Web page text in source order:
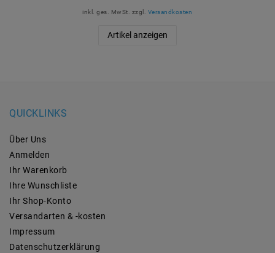
inkl. ges. MwSt. zzgl. Versandkosten
Artikel anzeigen
QUICKLINKS
Über Uns
Anmelden
Ihr Warenkorb
Ihre Wunschliste
Ihr Shop-Konto
Versandarten & -kosten
Impressum
Daten­schutz­erklärung